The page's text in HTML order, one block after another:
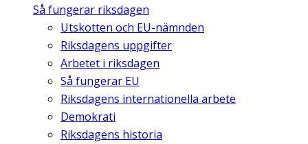
Så fungerar riksdagen
Utskotten och EU-nämnden
Riksdagens uppgifter
Arbetet i riksdagen
Så fungerar EU
Riksdagens internationella arbete
Demokrati
Riksdagens historia